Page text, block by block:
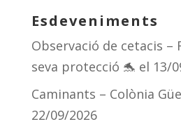
Esdeveniments
Observació de cetacis –
seva protecció 🐬 el 13/
Caminants – Colònia
22/09/2026